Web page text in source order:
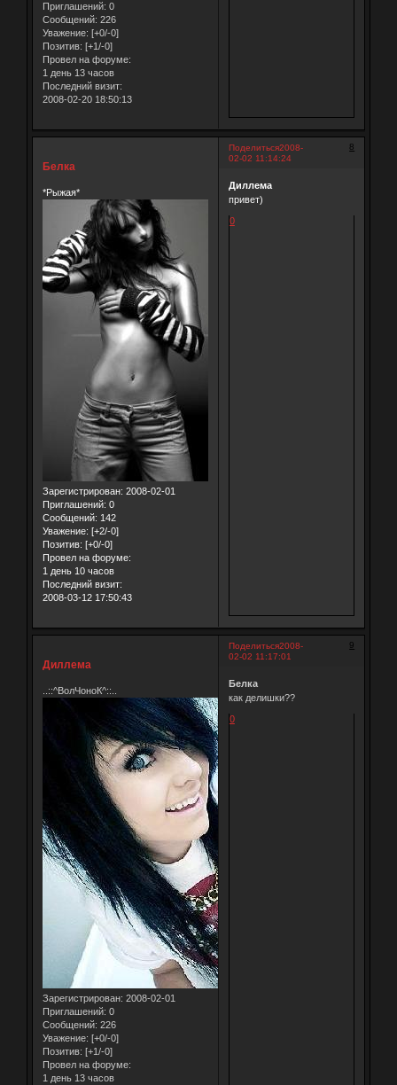
Приглашений: 0
Сообщений: 226
Уважение: [+0/-0]
Позитив: [+1/-0]
Провел на форуме:
1 день 13 часов
Последний визит:
2008-02-20 18:50:13
Поделиться 8
2008-
02-02 11:14:24
Белка
*Рыжая*
Зарегистрирован: 2008-02-01
Приглашений: 0
Сообщений: 142
Уважение: [+2/-0]
Позитив: [+0/-0]
Провел на форуме:
1 день 10 часов
Последний визит:
2008-03-12 17:50:43
Диллема
привет)
0
Поделиться 9
2008-
02-02 11:17:01
Диллема
..::^ВолЧоноК^::..
Зарегистрирован: 2008-02-01
Приглашений: 0
Сообщений: 226
Уважение: [+0/-0]
Позитив: [+1/-0]
Провел на форуме:
1 день 13 часов
Белка
как делишки??
0